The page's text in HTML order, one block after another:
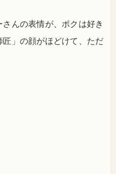
んの表情が、ボクは好き
」の顔がほどけて、ただ